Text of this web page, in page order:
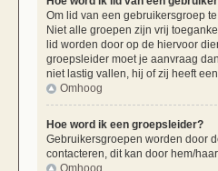
Om lid van een gebruikersgroep
Niet alle groepen zijn vrij
lid worden door op de hiervoor
groepsleider moet je aanvraag
niet lastig vallen, hij of zij heeft
Omhoog
Hoe word ik een groepsleider?
Gebruikersgroepen worden door
contacteren, dit kan door hem/
Omhoog